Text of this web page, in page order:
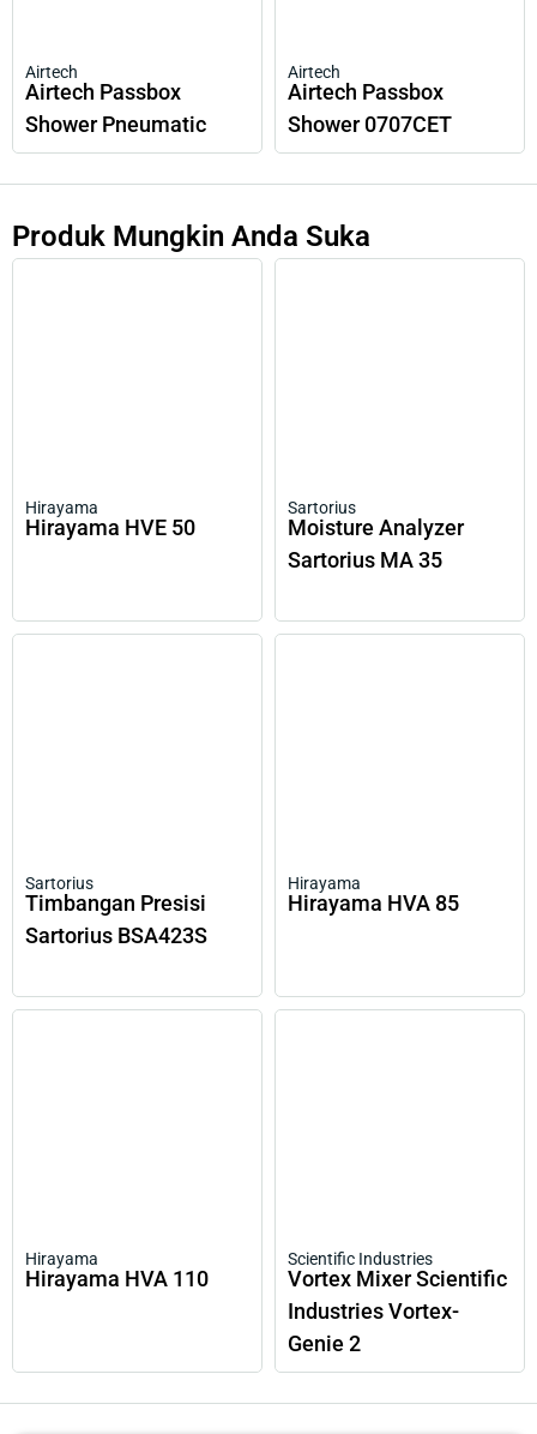
Airtech
Airtech Passbox
Shower Pneumatic
Airtech
Airtech Passbox
Shower 0707CET
Produk Mungkin Anda Suka
Hirayama
Hirayama HVE 50
Sartorius
Moisture Analyzer
Sartorius MA 35
Sartorius
Timbangan Presisi
Sartorius BSA423S
Hirayama
Hirayama HVA 85
Hirayama
Hirayama HVA 110
Scientific Industries
Vortex Mixer Scientific
Industries Vortex-
Genie 2